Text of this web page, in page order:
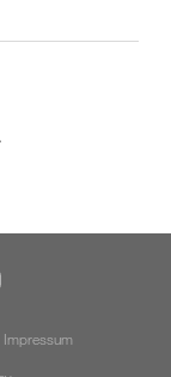
Impressum